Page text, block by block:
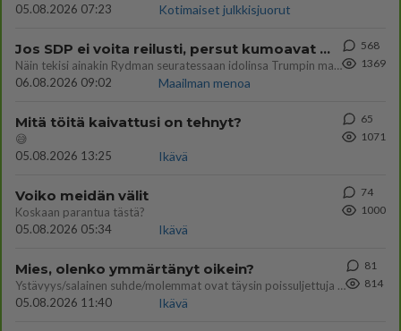
05.08.2026 07:23
Kotimaiset julkkisjuorut
Jos SDP ei voita reilusti, persut kumoavat demokratian Suomesta
Näin tekisi ainakin Rydman seuratessaan idolinsa Trumpin mallia https://www.is.fi/politiikka/art-2000012187244.html
06.08.2026 09:02
Maailman menoa
568
1369
Mitä töitä kaivattusi on tehnyt?
😅
05.08.2026 13:25
Ikävä
65
1071
Voiko meidän välit
Koskaan parantua tästä?
05.08.2026 05:34
Ikävä
74
1000
Mies, olenko ymmärtänyt oikein?
Ystävyys/salainen suhde/molemmat ovat täysin poissuljettuja asioita? Nainen
05.08.2026 11:40
Ikävä
81
814